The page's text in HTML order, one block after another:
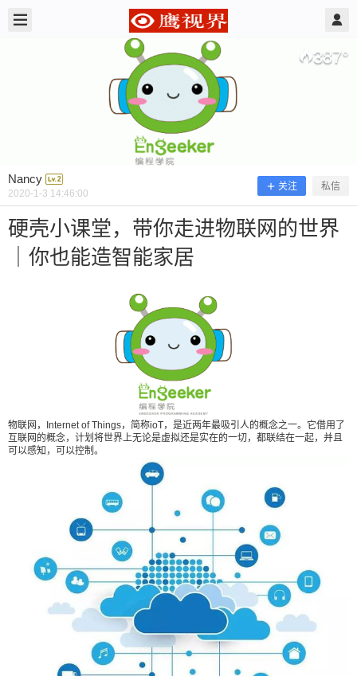
387°
Nancy
2020-1-3 14:46:00
关注 私信
硬壳小课堂，带你走进物联网的世界
｜你也能造智能家居
物联网，Internet of Things，简称ioT，是近两年最吸引人的概念之一。它借用了
互联网的概念，计划将世界上无论是虚拟还是实在的一切，都联结在一起，并且
可以感知，可以控制。
Nancy @ 鹰视界 2020/1/03
硬壳小课堂，带你走进物联网的世界｜
你也能造智能家居
物联网，Internet of Things，简称ioT，是近两年最
吸引人的概念之一。它借用了互联网的概念，计划
将世界上无论是虚拟还是实在的一切，都联结在一
起，并且可以感知，可以控制。 物联网其实就是通
过各种信息传感设备（传感器、射频识别（RFID）
技术、全球定位系统、红外线感应器、激光扫描
器、气体感应器）等各种装置与技术，实时采集任
何需要监控、连接、互动的物体或过程，采集其
声、光、热、电、力学、化学、生物、位置等各种
需要的信息，把任何物品与互联网相连接，重点是
进行信息交换和通信，以实现智能化识别、定位、
跟踪、监控和管理。 ● 物联网的价值 依靠众多智能
联网设备组成的物联网具有以下几大优势： 第一是
经济价值，由于可以使用现有的网络设施实现融合
产物的实际效用，可以在不增加新设备运用原有设
施的方式节省大量成本。 第二则是信息交换价值，
物联网中的设备可以使用互联网同样的IP进行信息